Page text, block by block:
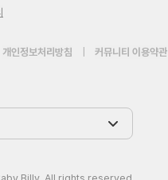
개인정보처리방침 커뮤니티 이용약관